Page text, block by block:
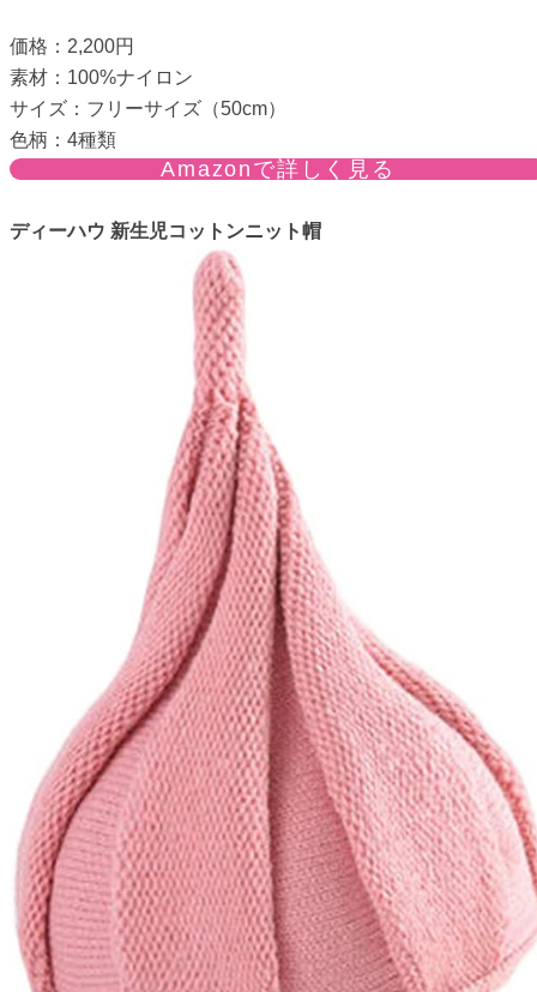
価格：2,200円
素材：100%ナイロン
サイズ：フリーサイズ（50cm）
色柄：4種類
Amazonで詳しく見る
ディーハウ 新生児コットンニット帽